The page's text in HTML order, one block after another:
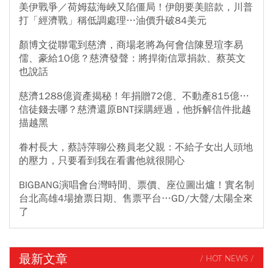
美伊戰爭／荷姆茲海峽又陷僵局！伊朗要美賠款，川普
打「經濟戰」稱低調處理…油價升破84美元
顏博文從聯電到慈濟，商場老將為何會信陳昱瑄李易
儒、豪給10億？慈濟發聲：將捍衛信眾捐款、蔡英文
也說話
慈濟1288億資產揭秘！年捐贈72億、不動產815億…
信徒錢去哪？慈濟還原BNT採購經過，他拆解信件批越
描越黑
眷村長大，蔡詩萍聊公務員老父親：不給子女出人頭地
的壓力，只要看到我在看書他就很開心
BIGBANG演唱會台灣時間、票價、座位圖出爐！實名制
台北高雄4場搶票日期、售票平台…GD/大聲/太陽全來
了
最新文章 / HOT NEWS /